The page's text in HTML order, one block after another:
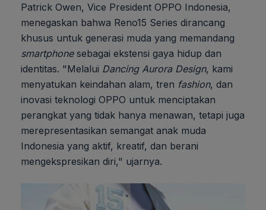
Patrick Owen, Vice President OPPO Indonesia,
menegaskan bahwa Reno15 Series dirancang
khusus untuk generasi muda yang memandang
smartphonesebagai ekstensi gaya hidup dan
identitas. "Melalui Dancing Aurora Design, kami
menyatukan keindahan alam, tren fashion, dan
inovasi teknologi OPPO untuk menciptakan
perangkat yang tidak hanya menawan, tetapi juga
merepresentasikan semangat anak muda
Indonesia yang aktif, kreatif, dan berani
mengekspresikan diri," ujarnya.